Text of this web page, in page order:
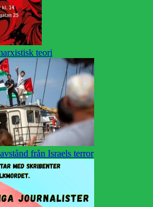
teori
från Israels terror